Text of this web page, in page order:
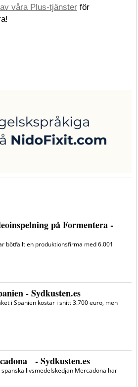
våra Plus-tjänsterför